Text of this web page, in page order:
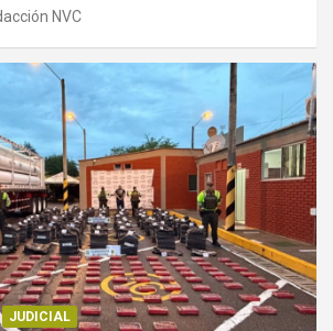
NVC
JUDICIAL